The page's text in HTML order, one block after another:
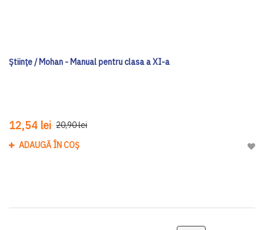
Ştiinţe / Mohan - Manual pentru clasa a XI-a
12,54 lei 20,90 lei
ADAUGĂ ÎN COȘ